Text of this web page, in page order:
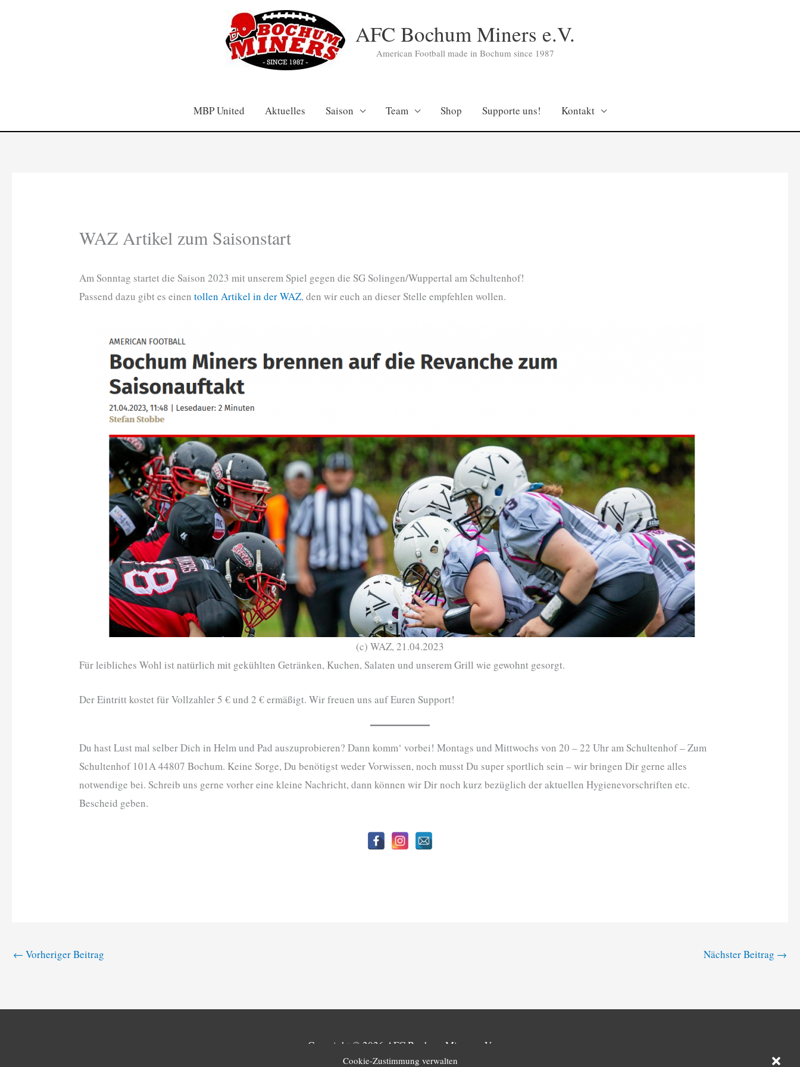
Cookie-Zustimmung verwalten
AFC Bochum Miners e.V.
American Football made in Bochum since 1987
MBP United Aktuelles Saison Team Shop Supporte uns! Kontakt
WAZ Artikel zum Saisonstart
Am Sonntag startet die Saison 2023 mit unserem Spiel gegen die SG Solingen/Wuppertal am Schultenhof!
Passend dazu gibt es einen tollen Artikel in der WAZ, den wir euch an dieser Stelle empfehlen wollen.
(c) WAZ, 21.04.2023
Für leibliches Wohl ist natürlich mit gekühlten Getränken, Kuchen, Salaten und unserem Grill wie gewohnt gesorgt.
Der Eintritt kostet für Vollzahler 5 € und 2 € ermäßigt. Wir freuen uns auf Euren Support!
Du hast Lust mal selber Dich in Helm und Pad auszuprobieren? Dann komm‘ vorbei! Montags und Mittwochs von 20 – 22 Uhr am Schultenhof – Zum
Schultenhof 101A 44807 Bochum. Keine Sorge, Du benötigst weder Vorwissen, noch musst Du super sportlich sein – wir bringen Dir gerne alles
notwendige bei. Schreib uns gerne vorher eine kleine Nachricht, dann können wir Dir noch kurz bezüglich der aktuellen Hygienevorschriften etc.
Bescheid geben.
← Vorheriger Beitrag Nächster Beitrag →
Copyright © 2026 AFC Bochum Miners e.V.